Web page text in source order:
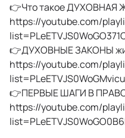
👉Что такое ДУХОВНАЯ
https://youtube.com/
👉ДУХОВНЫЕ ЗАКОНЫ
https://youtube.com/
👉ПЕРВЫЕ ШАГИ В
https://youtube.com/